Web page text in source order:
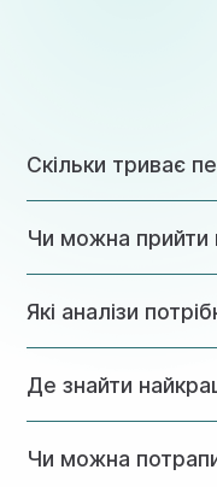
Скільки триває
Чи можна прийти
Які аналізи
Де знайти
методи діагностики.
Чи можна